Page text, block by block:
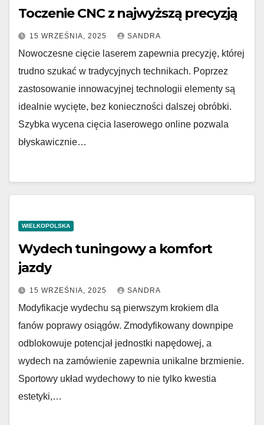
Toczenie CNC z najwyższą precyzją
15 WRZEŚNIA, 2025 SANDRA
Nowoczesne cięcie laserem zapewnia precyzję, której
trudno szukać w tradycyjnych technikach. Poprzez
zastosowanie innowacyjnej technologii elementy są
idealnie wycięte, bez konieczności dalszej obróbki.
Szybka wycena cięcia laserowego online pozwala
błyskawicznie…
WIELKOPOLSKA
Wydech tuningowy a komfort
jazdy
15 WRZEŚNIA, 2025 SANDRA
Modyfikacje wydechu są pierwszym krokiem dla
fanów poprawy osiągów. Zmodyfikowany downpipe
odblokowuje potencjał jednostki napędowej, a
wydech na zamówienie zapewnia unikalne brzmienie.
Sportowy układ wydechowy to nie tylko kwestia
estetyki,…